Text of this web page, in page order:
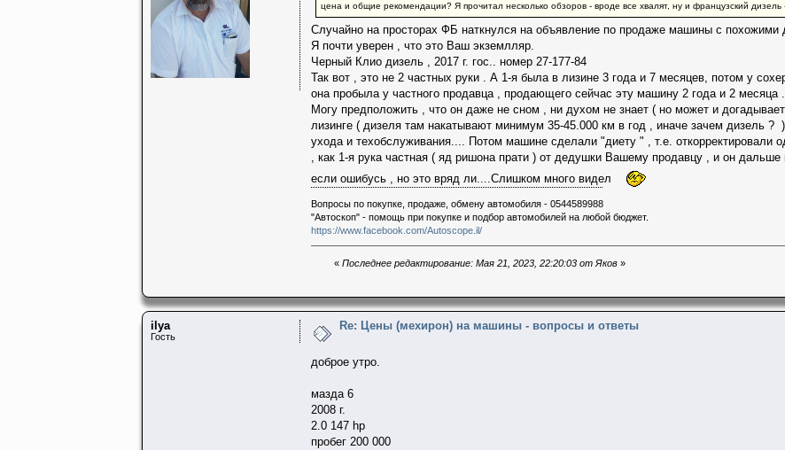
цена и общие рекомендации? Я прочитал несколько обзоров - вроде все хвалят, ну и французский
Случайно на просторах ФБ наткнулся на объявление по продаже машины с похожими
Я почти уверен , что это Ваш экземлляр.
Черный Клио дизель , 2017 г. гос.. номер 27-177-84
Так вот , это не 2 частных руки . А 1-я была в лизине 3 года и 7 месяцев, потом у
она пробыла у частного продавца , продающего сейчас эту машину 2 года и 2 месяца .
Могу предположить , что он даже не сном , ни духом не знает ( но может и
лизинге ( дизеля там накатывают минимум 35-45.000 км в год , иначе зачем дизель ?
ухода и техобслуживания.... Потом машине сделали "диету " , т.е. откорректировали
, как 1-я рука частная ( яд ришона прати ) от дедушки Вашему продавцу , и он
если ошибусь , но это вряд ли....Слишком много видел
Вопросы по покупке, продаже, обмену автомобиля - 0544589988
"Автоскоп" - помощь при покупке и подбор автомобилей на любой бюджет.
https://www.facebook.com/Autoscope.il/
« Последнее редактирование: Мая 21, 2023, 22:20:03 от Яков»
ilya
Гость
Re: Цены (мехирон) на машины - вопросы и ответы
доброе утро.
мазда 6
2008 г.
2.0 147 hp
пробег 200 000